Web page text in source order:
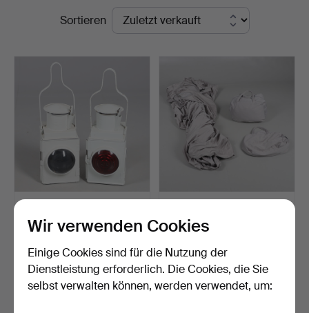
EndpreiseSortieren
WEISS BEMALTE
EISENBAH…
Beendet 10. Jul 2024
3 Gebote
48 USD
AUTOABDECKUNGEN FÜR
DEN AUSSENBEREICH.
Beendet 13. Mär 2024
6 Gebote
54 USD
Wir verwenden Cookies
Einige Cookies sind für die Nutzung der
Dienstleistung erforderlich. Die Cookies, die Sie
selbst verwalten können, werden verwendet, um: